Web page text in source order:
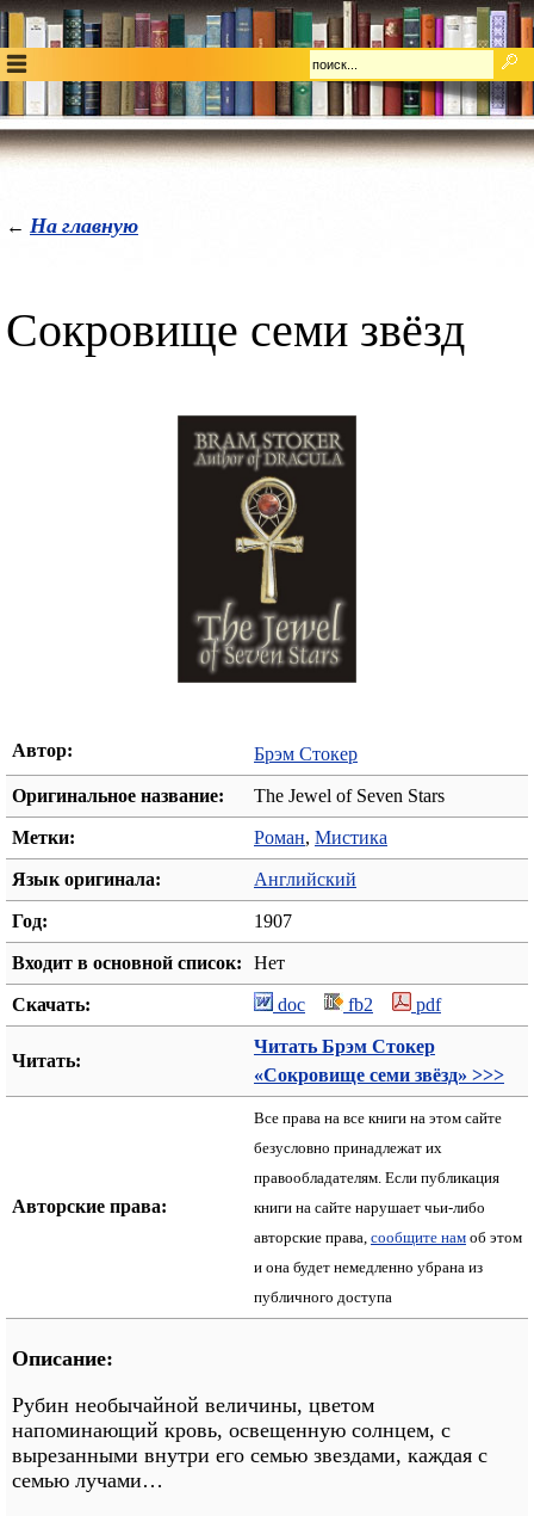
← На главную
Сокровище семи звёзд
Автор: Брэм Стокер
Оригинальное название: The Jewel of Seven Stars
Метки: Роман, Мистика
Язык оригинала: Английский
Год: 1907
Входит в основной список: Нет
Скачать: doc fb2 pdf
Читать:
Читать Брэм Стокер
«Сокровище семи звёзд» >>>
Авторские права:
Все права на все книги на этом сайте
безусловно принадлежат их
правообладателям. Если публикация
книги на сайте нарушает чьи-либо
авторские права, сообщите нам об этом
и она будет немедленно убрана из
публичного доступа
Описание:
Рубин необычайной величины, цветом
напоминающий кровь, освещенную солнцем, с
вырезанными внутри его семью звездами, каждая с
семью лучами…